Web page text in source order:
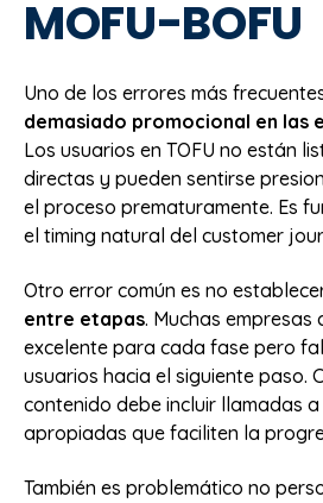
MOFU-BOFU
Uno de los errores más
demasiado promocional en las
Los usuarios en TOFU no están
directas y pueden sentirse
el proceso prematuramente. Es
el timing natural del customer
Otro error común es no
entre etapas. Muchas empresas
excelente para cada fase pero
usuarios hacia el siguiente paso.
contenido debe incluir llamadas
apropiadas que faciliten la
También es problemático no